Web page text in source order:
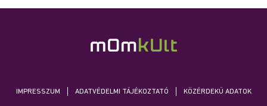
IMPRESSZUM ADATVÉDELMI TÁJÉKOZTATÓ KÖZÉRDEKŰ ADATOK